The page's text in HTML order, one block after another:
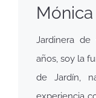
Jardinera
años, soy la
de Jardín,